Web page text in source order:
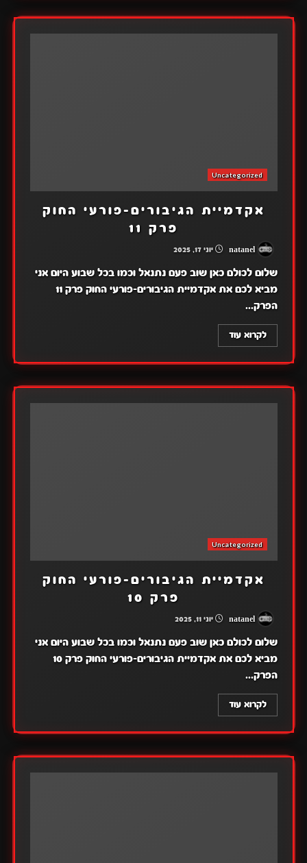
Uncategorized
אקדמיית הגיבורים-פורעי החוק
פרק 11
יוני 17, 2025
שלום לכולם כאן שוב פעם נתנאל וכמו בכל שבוע היום אני
מביא לכם את אקדמיית הגיבורים-פורעי החוק פרק 11
הפרק...
לקרוא עוד
Uncategorized
אקדמיית הגיבורים-פורעי החוק
פרק 10
יוני 11, 2025
שלום לכולם כאן שוב פעם נתנאל וכמו בכל שבוע היום אני
מביא לכם את אקדמיית הגיבורים-פורעי החוק פרק 10
הפרק...
לקרוא עוד